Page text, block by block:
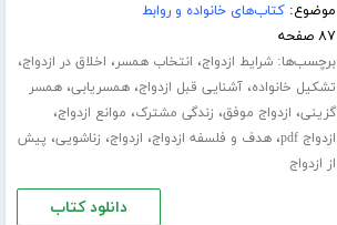
موضوع:کتاب‌های خانواده و روابط
۸۷ صفحه
برچسب‌ها:شرایط ازدواج، انتخاب همسر، اخلاق در ازدواج،
تشکیل خانواده،آشنایی قبل ازدواج،همسریابی،همسر
گزینی، ازدواج موفق، زندگی مشترک، موانع ازدواج،
ازدواج pdf ،هدف و فلسفه ازدواج، ازدواج، زناشویی، پیش
از ازدواج
دانلود کتاب